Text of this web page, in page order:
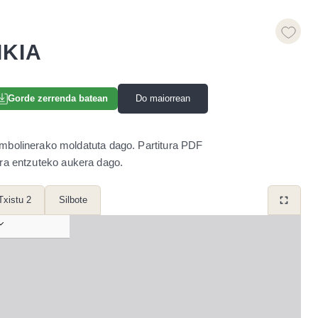
Gorde zerrenda batean Do maiorrean
moldatuta dago. Partitura PDF
entzuteko aukera dago.
2 Silbote